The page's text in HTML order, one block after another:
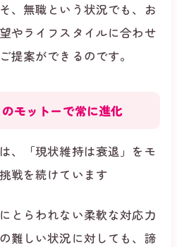
、無職という状況でも、お
やライフスタイルに合わせ
提案ができるのです。
モットーで常に進化
、「現状維持は衰退」をモ
戦を続けています
とらわれない柔軟な対応力
難しい状況に対しても、諦